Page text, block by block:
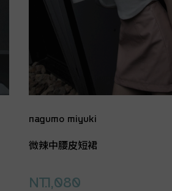
nagumo miyuki
微辣中腰皮短裙
NT.1,080